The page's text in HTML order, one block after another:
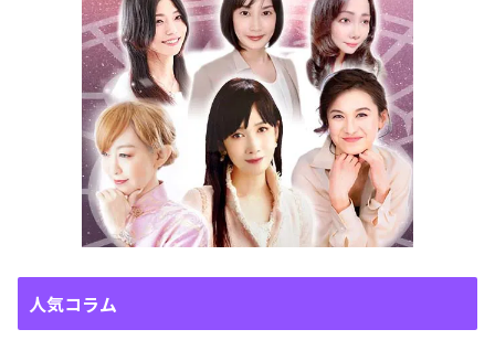
人気コラム